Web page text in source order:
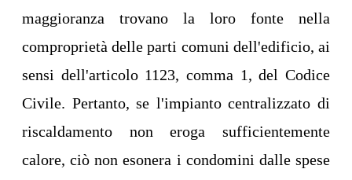
maggioranza trovano la loro fonte nella
comproprietà delle parti comuni dell'edificio, ai
sensi dell'articolo 1123, comma 1, del Codice
Civile. Pertanto, se l'impianto centralizzato di
riscaldamento non eroga sufficientemente
calore, ciò non esonera i condomini dalle spese